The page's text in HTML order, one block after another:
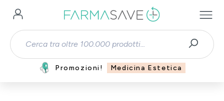
Passa al contenuto principale
Promozioni! Medicina Estetica